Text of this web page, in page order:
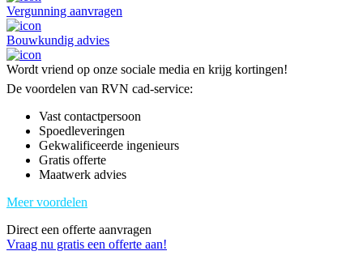
Vergunning aanvragen
Bouwkundig advies
Wordt vriend op onze sociale media en krijg kortingen!
De voordelen van RVN cad-service:
Vast contactpersoon
Spoedleveringen
Gekwalificeerde ingenieurs
Gratis offerte
Maatwerk advies
Meer voordelen
Direct een offerte aanvragen
Vraag nu gratis een offerte aan!